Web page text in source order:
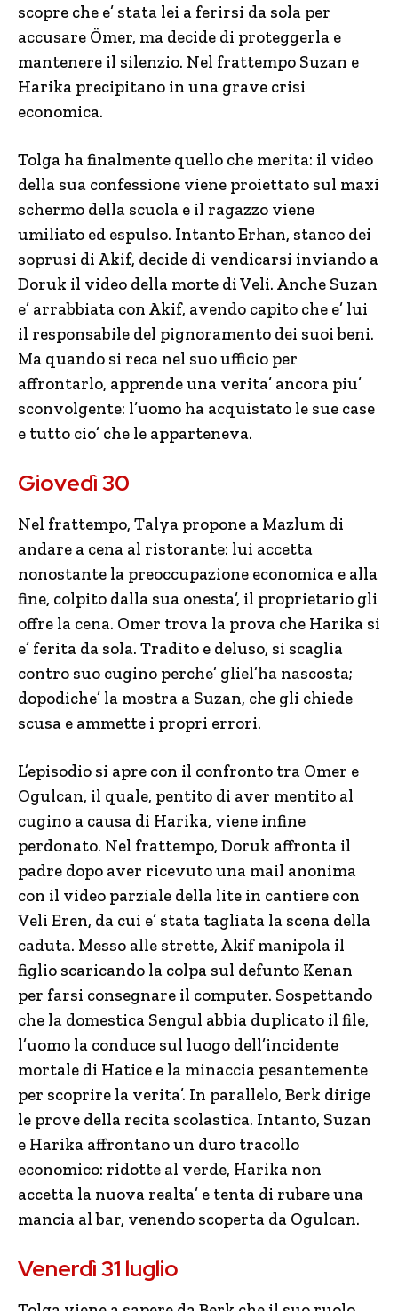
scopre che e’ stata lei a ferirsi da sola per
accusare Ömer, ma decide di proteggerla e
mantenere il silenzio. Nel frattempo Suzan e
Harika precipitano in una grave crisi
economica.
Tolga ha finalmente quello che merita: il video
della sua confessione viene proiettato sul maxi
schermo della scuola e il ragazzo viene
umiliato ed espulso. Intanto Erhan, stanco dei
soprusi di Akif, decide di vendicarsi inviando a
Doruk il video della morte di Veli. Anche Suzan
e’ arrabbiata con Akif, avendo capito che e’ lui
il responsabile del pignoramento dei suoi beni.
Ma quando si reca nel suo ufficio per
affrontarlo, apprende una verita’ ancora piu’
sconvolgente: l’uomo ha acquistato le sue case
e tutto cio’ che le apparteneva.
Giovedì 30
Nel frattempo, Talya propone a Mazlum di
andare a cena al ristorante: lui accetta
nonostante la preoccupazione economica e alla
fine, colpito dalla sua onesta’, il proprietario gli
offre la cena. Omer trova la prova che Harika si
e’ ferita da sola. Tradito e deluso, si scaglia
contro suo cugino perche’ gliel’ha nascosta;
dopodiche’ la mostra a Suzan, che gli chiede
scusa e ammette i propri errori.
L’episodio si apre con il confronto tra Omer e
Ogulcan, il quale, pentito di aver mentito al
cugino a causa di Harika, viene infine
perdonato. Nel frattempo, Doruk affronta il
padre dopo aver ricevuto una mail anonima
con il video parziale della lite in cantiere con
Veli Eren, da cui e’ stata tagliata la scena della
caduta. Messo alle strette, Akif manipola il
figlio scaricando la colpa sul defunto Kenan
per farsi consegnare il computer. Sospettando
che la domestica Sengul abbia duplicato il file,
l’uomo la conduce sul luogo dell’incidente
mortale di Hatice e la minaccia pesantemente
per scoprire la verita’. In parallelo, Berk dirige
le prove della recita scolastica. Intanto, Suzan
e Harika affrontano un duro tracollo
economico: ridotte al verde, Harika non
accetta la nuova realta’ e tenta di rubare una
mancia al bar, venendo scoperta da Ogulcan.
Venerdì 31 luglio